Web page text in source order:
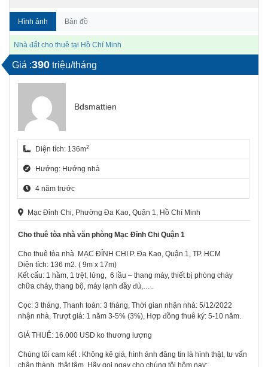
Hình ảnh Bản đồ
Nhà đất cho thuê tại Hồ Chí Minh
Giá :390 triệu/tháng
Bdsmattien
Diện tích: 136m2
Hướng: Hướng nhà
4 năm trước
Mạc Đỉnh Chi, Phường Đa Kao, Quận 1, Hồ Chí Minh
Cho thuê tòa nhà văn phòng Mạc Đỉnh Chi Quận 1
Cho thuê tòa nhà MẠC ĐỈNH CHI P. Đa Kao, Quận 1, TP. HCM
Diện tích: 136 m2. ( 9m x 17m)
Kết cấu: 1 hầm, 1 trệt, lửng, 6 lầu – thang máy, thiết bị phòng cháy
chữa cháy, thang bộ, máy lạnh đầy đủ,…..
Cọc: 3 tháng, Thanh toán: 3 tháng, Thời gian nhận nhà: 5/12/2022
nhận nhà, Trượt giá: 1 năm 3-5% (3%), Hợp đồng thuê ký: 5-10 năm.
GIÁ THUÊ: 16.000 USD ko thương lượng
Chúng tôi cam kết : Không kê giá, hình ảnh đăng tin là hình thật, tư vấn
chân thành, thật tâm. Hãy gọi ngay cho chúng tôi hôm nay: